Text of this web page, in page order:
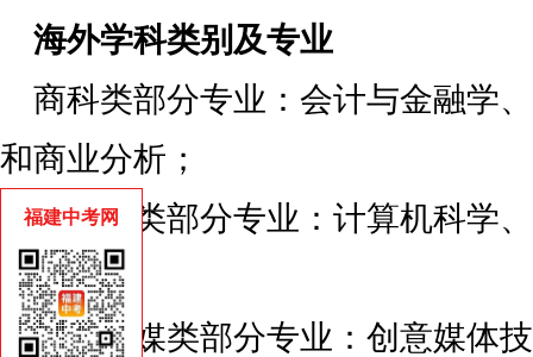
海外学科类别及专业
商科类部分专业：会计与金融学
和商业分析；
计算机类部分专业：计算机科学
全学；
艺术传媒类部分专业：创意媒体
福建中考网